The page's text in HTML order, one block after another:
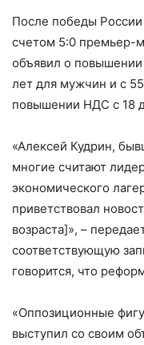
После победы
счетом 5:0 премьер-
объявил о повышении
лет для мужчин и с
повышении НДС с 18
«Алексей Кудрин,
многие считают
экономического
приветствовал
возраста]», –
соответствующую
говорится, что
«Оппозиционные
выступил со своим